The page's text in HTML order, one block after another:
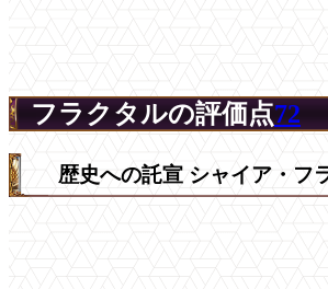
フラクタルの評価点72
歴史への託宣 シャイア・フ